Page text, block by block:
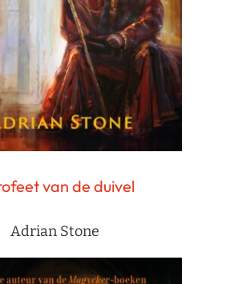
van de duivel
Adrian Stone